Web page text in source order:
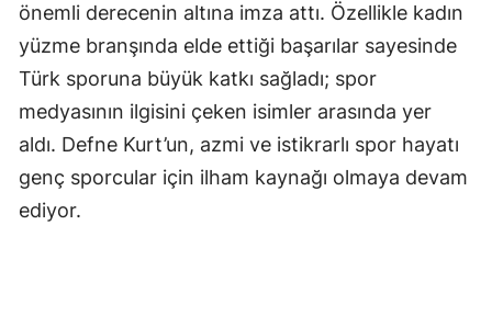
Iğdır
Yalova
Karabük
Kilis
önemli derecenin altına imza attı. Özellikle kadın
yüzme branşında elde ettiği başarılar sayesinde
Türk sporuna büyük katkı sağladı; spor
medyasının ilgisini çeken isimler arasında yer
aldı. Defne Kurt’un, azmi ve istikrarlı spor hayatı
genç sporcular için ilham kaynağı olmaya devam
ediyor.